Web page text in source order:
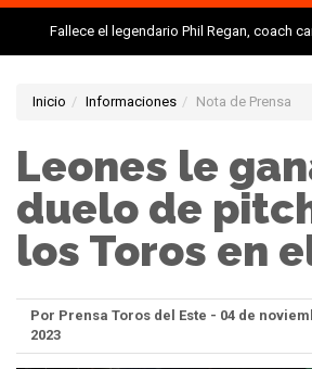
Fallece el legendario Phil Regan, coach
Inicio Informaciones Nota de Prensa
Leones le
duelo de
los Toros en
Por Prensa Toros del Este - 04 de
2023